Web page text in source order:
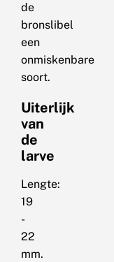
de
bronslibel
een
onmiskenbare
soort.
Uiterlijk
van
de
larve
Lengte:
19
-
22
mm.